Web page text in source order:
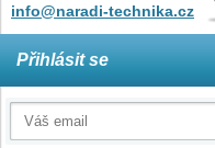
info@naradi-technika.cz
Přihlásit se